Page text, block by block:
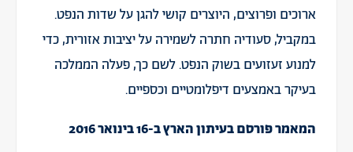
ארוכים ופרוצים, היוצרים קושי להגן על שדות הנפט.
במקביל, סעודיה חתרה לשמירה על יציבות אזורית, כדי
למנוע זעזועים בשוק הנפט. לשם כך, פעלה הממלכה
בעיקר באמצעים דיפלומטיים וכספיים.
המאמרפורסם בעיתון הארץב-16 בינואר 2016